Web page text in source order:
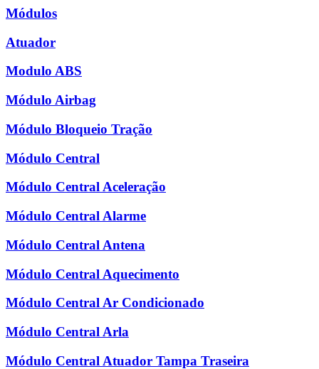
Módulos
Atuador
Modulo ABS
Módulo Airbag
Módulo Bloqueio Tração
Módulo Central
Módulo Central Aceleração
Módulo Central Alarme
Módulo Central Antena
Módulo Central Aquecimento
Módulo Central Ar Condicionado
Módulo Central Arla
Módulo Central Atuador Tampa Traseira